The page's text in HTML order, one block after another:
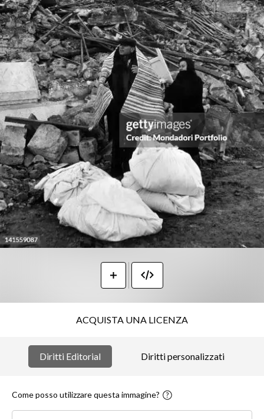
ACQUISTA UNA LICENZA
Diritti Editorial Diritti personalizzati
Come posso utilizzare questa immagine?